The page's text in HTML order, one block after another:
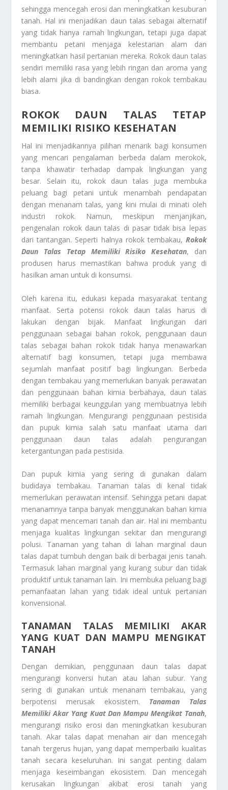
sehingga mencegah erosi dan meningkatkan kesuburan
tanah. Hal ini menjadikan daun talas sebagai alternatif
yang tidak hanya ramah lingkungan, tetapi juga dapat
membantu petani menjaga kelestarian alam dan
meningkatkan hasil pertanian mereka. Rokok daun talas
sendiri memiliki rasa yang lebih ringan dan aroma yang
lebih alami jika di bandingkan dengan rokok tembakau
biasa.
ROKOK DAUN TALAS TETAP
MEMILIKI RISIKO KESEHATAN
Hal ini menjadikannya pilihan menarik bagi konsumen
yang mencari pengalaman berbeda dalam merokok,
tanpa khawatir terhadap dampak lingkungan yang
besar. Selain itu, rokok daun talas juga membuka
peluang bagi petani untuk menambah pendapatan
dengan menanam talas, yang kini mulai di minati oleh
industri rokok. Namun, meskipun menjanjikan,
pengenalan rokok daun talas di pasar tidak bisa lepas
dari tantangan. Seperti halnya rokok tembakau, Rokok
Daun Talas Tetap Memiliki Risiko Kesehatan, dan
produsen harus memastikan bahwa produk yang di
hasilkan aman untuk di konsumsi.
Oleh karena itu, edukasi kepada masyarakat tentang
manfaat. Serta potensi rokok daun talas harus di
lakukan dengan bijak. Manfaat lingkungan dari
penggunaan sebagai bahan rokok, penggunaan daun
talas sebagai bahan rokok tidak hanya menawarkan
alternatif bagi konsumen, tetapi juga membawa
sejumlah manfaat positif bagi lingkungan. Berbeda
dengan tembakau yang memerlukan banyak perawatan
dan penggunaan bahan kimia berbahaya, daun talas
memiliki berbagai keunggulan yang membuatnya lebih
ramah lingkungan. Mengurangi penggunaan pestisida
dan pupuk kimia salah satu manfaat utama dari
penggunaan daun talas adalah pengurangan
ketergantungan pada pestisida.
Dan pupuk kimia yang sering di gunakan dalam
budidaya tembakau. Tanaman talas di kenal tidak
memerlukan perawatan intensif. Sehingga petani dapat
menanamnya tanpa banyak menggunakan bahan kimia
yang dapat mencemari tanah dan air. Hal ini membantu
menjaga kualitas lingkungan sekitar dan mengurangi
polusi. Tanaman yang tahan di lahan marginal daun
talas dapat tumbuh dengan baik di berbagai jenis tanah.
Termasuk lahan marginal yang kurang subur dan tidak
produktif untuk tanaman lain. Ini membuka peluang bagi
pemanfaatan lahan yang tidak ideal untuk pertanian
konvensional.
TANAMAN TALAS MEMILIKI AKAR
YANG KUAT DAN MAMPU MENGIKAT
TANAH
Dengan demikian, penggunaan daun talas dapat
mengurangi konversi hutan atau lahan subur. Yang
sering di gunakan untuk menanam tembakau, yang
berpotensi merusak ekosistem. Tanaman Talas
Memiliki Akar Yang Kuat Dan Mampu Mengikat Tanah,
mengurangi risiko erosi dan meningkatkan kesuburan
tanah. Akar talas dapat menahan air dan mencegah
tanah tergerus hujan, yang dapat memperbaiki kualitas
tanah secara keseluruhan. Ini sangat penting dalam
menjaga keseimbangan ekosistem. Dan mencegah
kerusakan lingkungan akibat erosi tanah yang